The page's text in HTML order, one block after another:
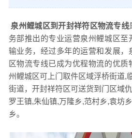
泉州鲤城区到开封祥符区物流专线
务部推出的专业运营泉州鲤城区至
输业务，经过多年的运营和发展，
区物流专线已成为优程物流的优质
州鲤城区可上门取件区域浮桥街道,
街道，开封祥符区可送货到门区域
罗王镇,朱仙镇,万隆乡,范村乡,袁坊
乡。